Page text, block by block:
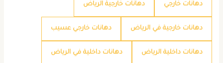
دهانات خارجي دهانات خارجية الرياض
دهانات خارجية في الرياض دهانات خارجي عسيب
دهانات داخلية الرياض دهانات داخلية في الرياض